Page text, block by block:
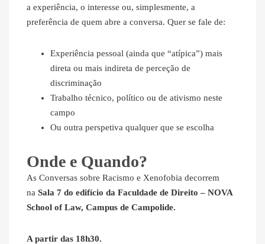
a experiência, o interesse ou, simplesmente, a
preferência de quem abre a conversa. Quer se fale de:
Experiência pessoal (ainda que “atípica”) mais
direta ou mais indireta de perceção de
discriminação
Trabalho técnico, político ou de ativismo neste
campo
Ou outra perspetiva qualquer que se escolha
Onde e Quando?
As Conversas sobre Racismo e Xenofobia decorrem
na Sala 7 do edifício da Faculdade de Direito – NOVA
School of Law, Campus de Campolide.
A partir das 18h30.